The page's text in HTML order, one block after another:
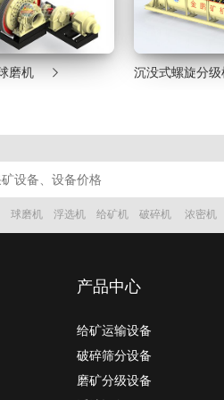
级机  旋流器 
球磨机 浮选机 给矿机 破碎机 浓密机
产品中心
给矿运输设备
破碎筛分设备
磨矿分级设备